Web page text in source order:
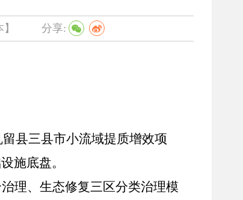
分享:
县三县市小流域提质增效项
施底盘。
理、生态修复三区分类治理模